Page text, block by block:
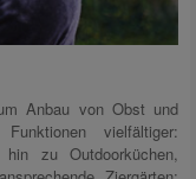
Anbau von Obst und
vielfältiger:
zu Outdoorküchen,